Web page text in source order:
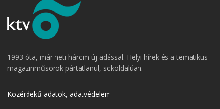
1993 óta, már heti három új adással. Helyi hírek és a tematikus
magazinműsorok pártatlanul, sokoldalúan.
Közérdekű adatok, adatvédelem